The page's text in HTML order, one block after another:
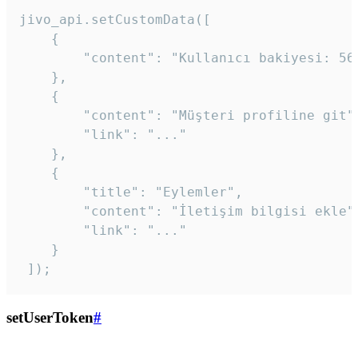
jivo_api.setCustomData([
    {
"content": "Kullanıcı bakiyesi:
    },
    {
"content": "Müşteri profiline
        "link": "..."
    },
    {
        "title": "Eylemler",
"content": "İletişim bilgisi
        "link": "..."
    }
]);
setUserToken#